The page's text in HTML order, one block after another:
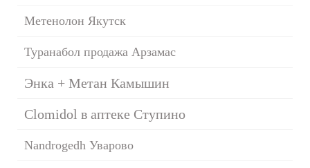
Метенолон Якутск
Туранабол продажа Арзамас
Энка + Метан Камышин
Clomidol в аптеке Ступино
Nandrogedh Уварово